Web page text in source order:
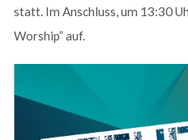
statt. Im Anschluss, um 13:30
Worship” auf.